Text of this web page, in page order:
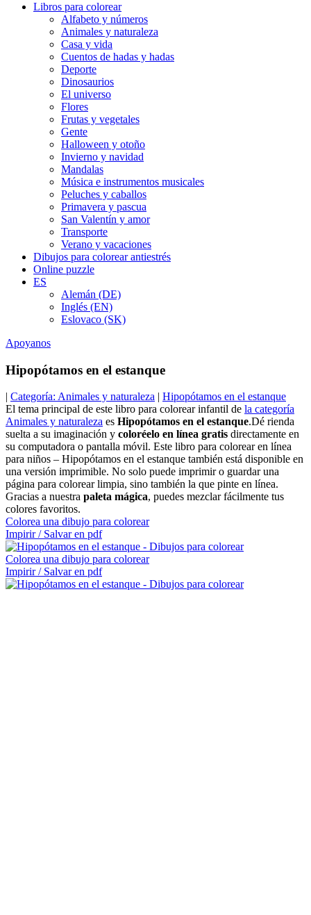
Libros para colorear
Alfabeto y números
Animales y naturaleza
Casa y vida
Cuentos de hadas y hadas
Deporte
Dinosaurios
El universo
Flores
Frutas y vegetales
Gente
Halloween y otoño
Invierno y navidad
Mandalas
Música e instrumentos musicales
Peluches y caballos
Primavera y pascua
San Valentín y amor
Transporte
Verano y vacaciones
Dibujos para colorear antiestrés
Online puzzle
ES
Alemán (DE)
Inglés (EN)
Eslovaco (SK)
Apoyanos
Hipopótamos en el estanque
| Categoría: Animales y naturaleza | Hipopótamos en el estanque
El tema principal de este libro para colorear infantil de la categoría
Animales y naturaleza es Hipopótamos en el estanque.Dé rienda
suelta a su imaginación y coloréelo en línea gratis directamente en
su computadora o pantalla móvil. Este libro para colorear en línea
para niños – Hipopótamos en el estanque también está disponible en
una versión imprimible. No solo puede imprimir o guardar una
página para colorear limpia, sino también la que pinte en línea.
Gracias a nuestra paleta mágica, puedes mezclar fácilmente tus
colores favoritos.
Colorea una dibujo para colorear
Impirir / Salvar en pdf
Colorea una dibujo para colorear
Impirir / Salvar en pdf